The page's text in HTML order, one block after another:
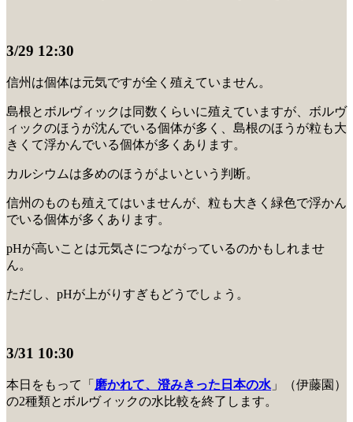
3/29 12:30
信州は個体は元気ですが全く殖えていません。
島根とボルヴィックは同数くらいに殖えていますが、ボルヴ
ィックのほうが沈んでいる個体が多く、島根のほうが粒も大
きくて浮かんでいる個体が多くあります。
カルシウムは多めのほうがよいという判断。
信州のものも殖えてはいませんが、粒も大きく緑色で浮かん
でいる個体が多くあります。
pHが高いことは元気さにつながっているのかもしれませ
ん。
ただし、pHが上がりすぎもどうでしょう。
3/31 10:30
本日をもって「 磨かれて、澄みきった日本の水 」（伊藤園）
の2種類とボルヴィックの水比較を終了します。